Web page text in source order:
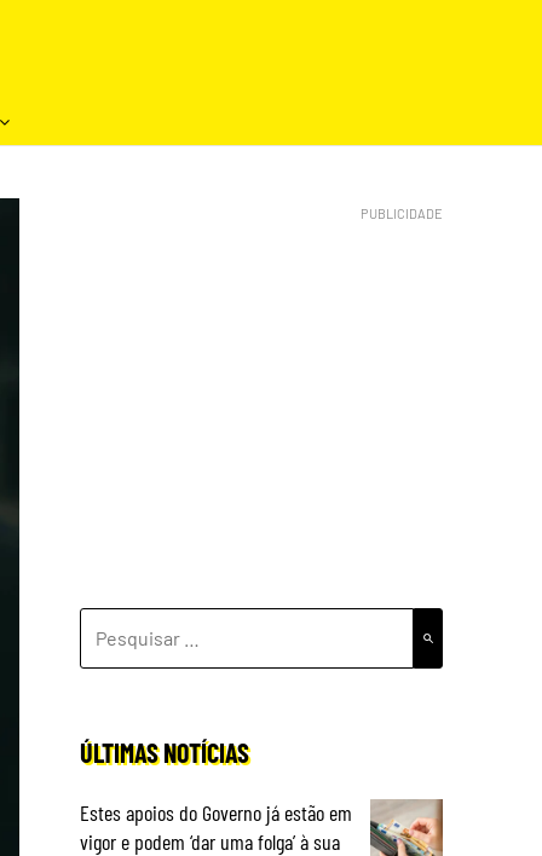
POR:
ÚLTIMAS NOTÍCIAS
Estes apoios do Governo já estão em
vigor e podem ‘dar uma folga’ à sua